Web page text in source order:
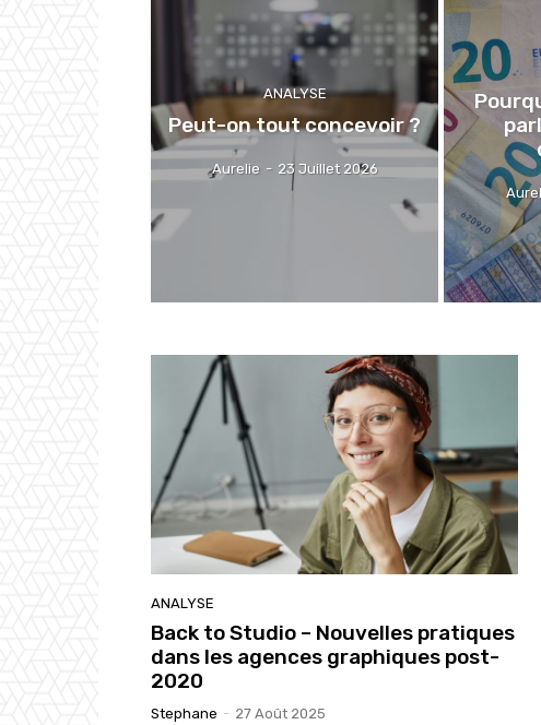
ANALYSE
Peut-on tout concevoir ?
Aurelie - 23 Juillet 2026
ANALYSE
Back to Studio – Nouvelles pratiques
dans les agences graphiques post-
2020
Stephane - 27 Août 2025